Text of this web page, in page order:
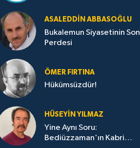
ASALEDDIN ABBASOĞLU
Bukalemun Siyasetinin Son
Perdesi
ÖMER FIRTINA
Hükümsüzdür!
HÜSEYIN YILMAZ
Yine Aynı Soru:
Bediüzzaman'ın Kabri